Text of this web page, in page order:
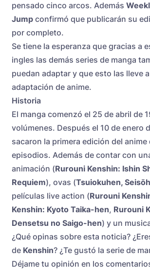
pensado cinco arcos. Además
Jump confirmó que publicarán su
por completo.
Se tiene la esperanza que gracias a
ingles las demás series de manga
puedan adaptar y que esto las lleve
adaptación de anime.
Historia
El manga comenzó el 25 de abril de
volúmenes. Después el 10 de enero
sacaron la primera edición del
episodios. Además de contar con
animación (Rurouni Kenshin: Ishin
Requiem), ovas (Tsuiokuhen,
películas live action (Rurouni
Kenshin: Kyoto Taika-hen, Rurouni
Densetsu no Saigo-hen) y un
¿Qué opinas sobre esta noticia?
de Kenshin? ¿Te gustó la serie de
Déjame tu opinión en los